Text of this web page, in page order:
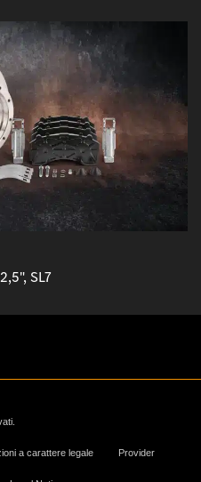
SL7
a carattere legale Provider